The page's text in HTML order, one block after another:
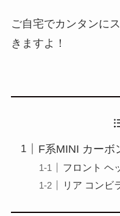
ご自宅でカンタンに
きますよ！
F系MINI カーボ
フロント ヘ
リア コンビ